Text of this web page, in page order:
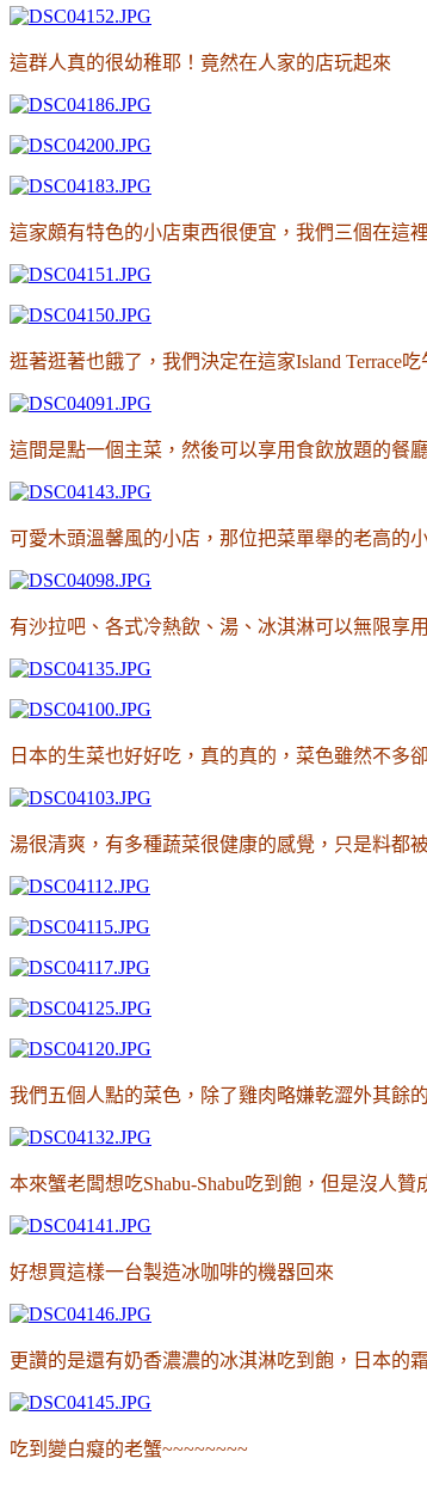
這群人真的很幼稚耶 ！竟然在人家的店玩起來
這家頗有特色的小店東西很便宜 ，我們三個在這
逛著逛著也餓了 ，我們決定在這家Island Terrace
這間是點一個主菜 ，然後可以享用食飲放題的餐
可愛木頭溫馨風的小店 ，那位把菜單舉的老高的
有沙拉吧 、各式冷熱飲 、湯 、冰淇淋可以無限享用
日本的生菜也好好吃 ，真的真的 ，菜色雖然不多
湯很清爽 ，有多種蔬菜很健康的感覺 ，只是料都
我們五個人點的菜色 ，除了雞肉略嫌乾澀外其餘
本來蟹老闆想吃Shabu-Shabu吃到飽 ，但是沒人贊
好想買這樣一台製造冰咖啡的機器回來
更讚的是還有奶香濃濃的冰淇淋吃到飽 ，日本的
吃到變白癡的老蟹~~~~~~~~